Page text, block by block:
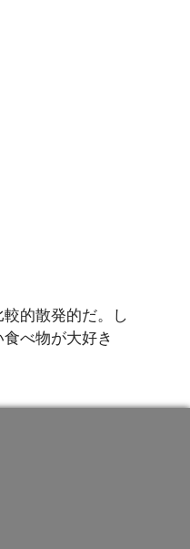
的散発的だ。し
べ物が大好き